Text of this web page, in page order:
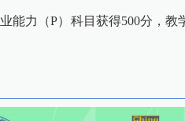
力（P）科目获得500分，教